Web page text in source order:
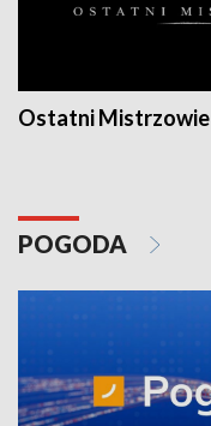
Ostatni Mistrzowie
POGODA